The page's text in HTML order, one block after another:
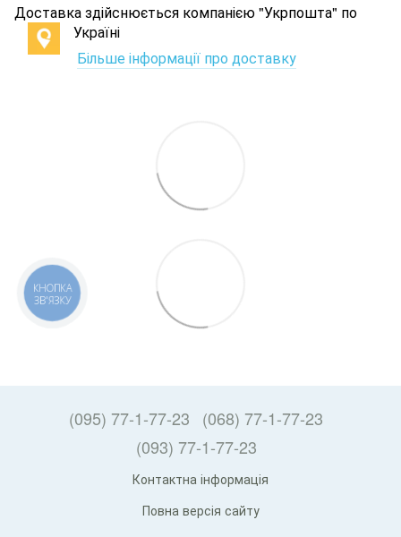
Доставка здійснюється компанією "Укрпошта" по
Україні
Більше інформації про доставку
(095) 77-1-77-23
(068) 77-1-77-23
(093) 77-1-77-23
Контактна інформація
Повна версія сайту
КНОПКА
ЗВ'ЯЗКУ